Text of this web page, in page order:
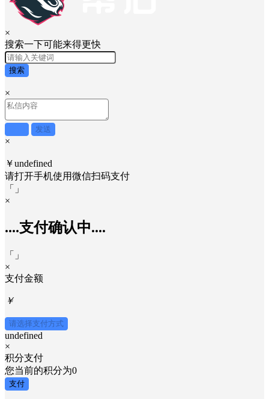
×
搜索一下可能来得更快
搜索
×
发送
×
￥undefined
请打开手机使用微信扫码支付
「
」
×
....支付确认中....
「
」
×
支付金额
￥
请选择支付方式
undefined
×
积分支付
您当前的积分为0
支付